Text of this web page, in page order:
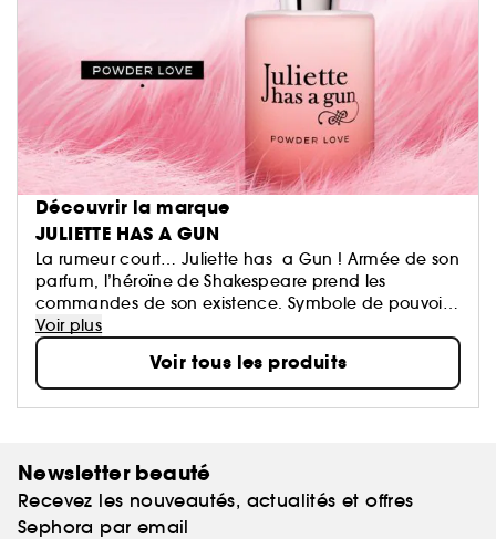
Découvrir la marque
JULIETTE HAS A GUN
La rumeur court… Juliette has a Gun ! Armée de son
parfum, l’héroïne de Shakespeare prend les
commandes de son existence. Symbole de pouvoir,
ou simple accessoire de bluff, le Gun symbolise
surtout l'ascendant des femmes sur les hommes. Une
collection de fragrances originales, dessinée
comme des vêtements invisibles, par Romano Ricci,
arrière petit-fils de Nina.
Voir plus
Voir tous les produits
Newsletter beauté
Recevez les nouveautés, actualités et offres
Sephora par email